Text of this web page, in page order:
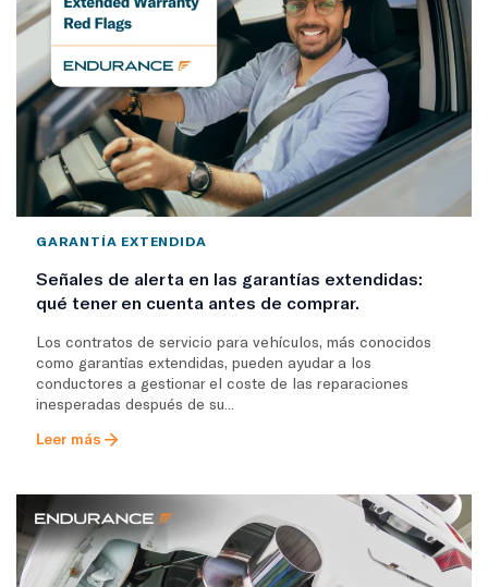
GARANTÍA EXTENDIDA
Señales de alerta en las garantías extendidas:
qué tener en cuenta antes de comprar.
Los contratos de servicio para vehículos, más conocidos
como garantías extendidas, pueden ayudar a los
conductores a gestionar el coste de las reparaciones
inesperadas después de su...
Leer más